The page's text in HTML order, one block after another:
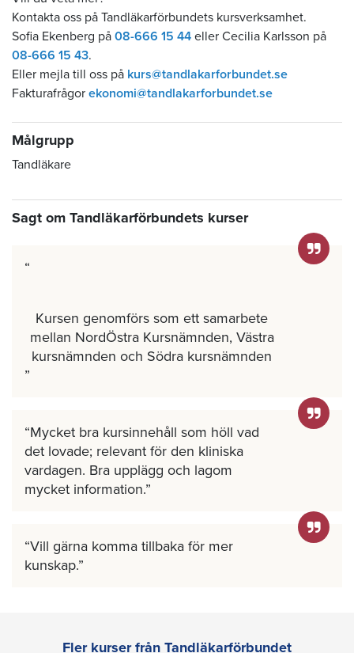
Kontakta oss på Tandläkarförbundets kursverksamhet.
Sofia Ekenberg på 08-666 15 44 eller Cecilia Karlsson på
08-666 15 43.
Eller mejla till oss på kurs@tandlakarforbundet.se
Fakturafrågor ekonomi@tandlakarforbundet.se
Målgrupp
Tandläkare
Sagt om Tandläkarförbundets kurser
Kursen genomförs som ett samarbete
mellan NordÖstra Kursnämnden, Västra
kursnämnden och Södra kursnämnden
Mycket bra kursinnehåll som höll vad
det lovade; relevant för den kliniska
vardagen. Bra upplägg och lagom
mycket information.
Vill gärna komma tillbaka för mer
kunskap.
Fler kurser från Tandläkarförbundet